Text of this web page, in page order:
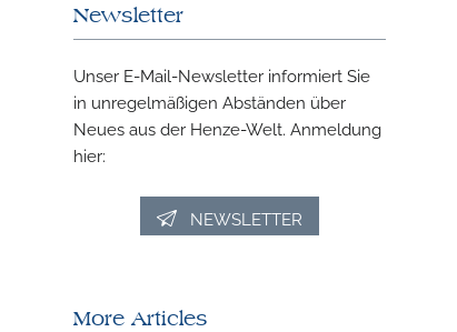
Newsletter
Unser E-Mail-Newsletter informiert Sie
in unregelmäßigen Abständen über
Neues aus der Henze-Welt. Anmeldung
hier:
NEWSLETTER
More Articles